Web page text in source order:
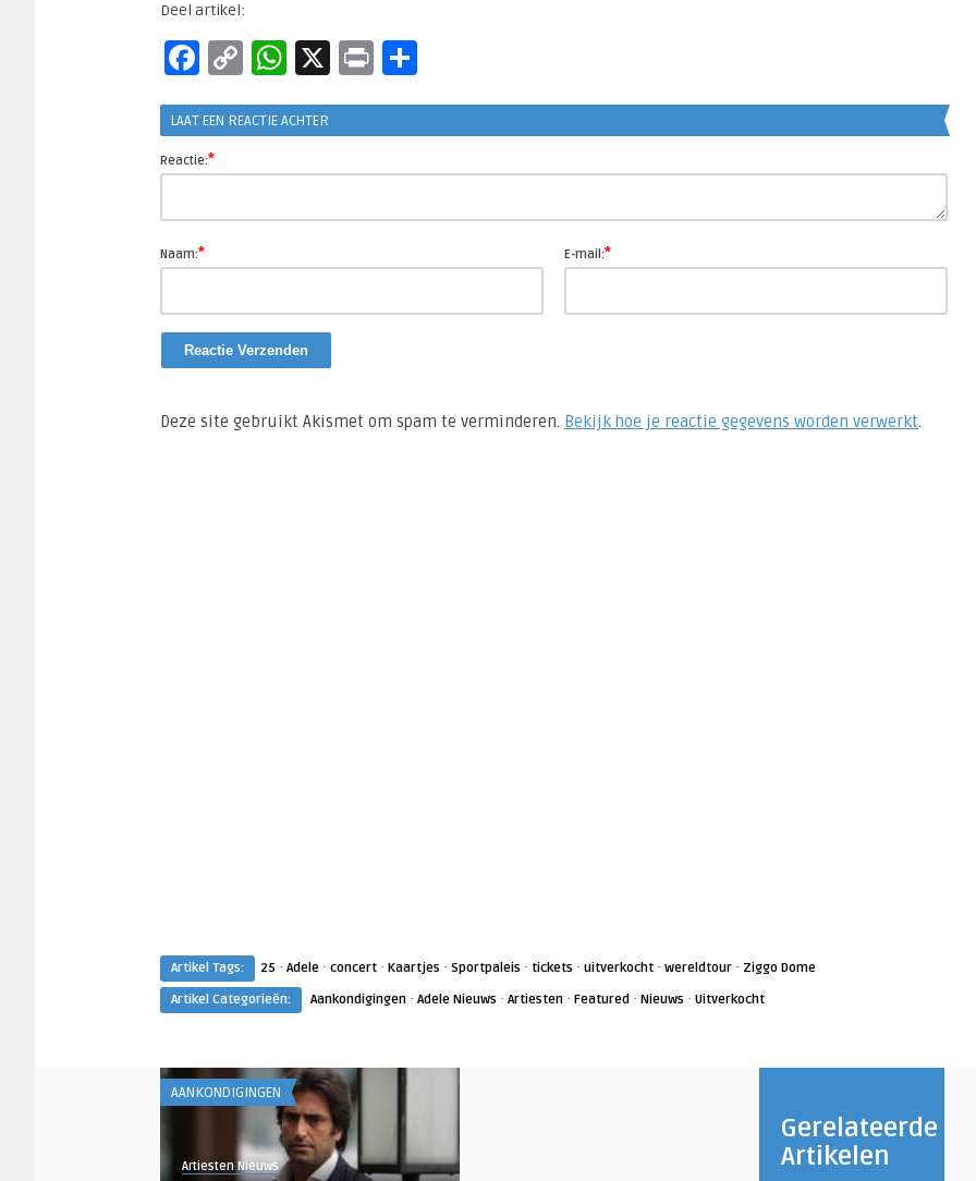
Deel artikel:
Facebook
CopyWhatsApp
X Print
LAAT EEN REACTIE ACHTER
Reactie:*
Naam:* E-mail:*
Deze site gebruikt Akismet om spam te verminderen. Bekijk hoe je reactie gegevens worden verwerkt.
Artikel Tags: 25 · Adele · concert · Kaartjes · Sportpaleis · tickets · uitverkocht · wereldtour · Ziggo Dome
Artikel Categorieën:
Aankondigingen · Adele Nieuws · Artiesten · Featured · Nieuws · Uitverkocht
Gerelateerde
Artikelen
AANKONDIGINGEN
Artiesten Nieuws